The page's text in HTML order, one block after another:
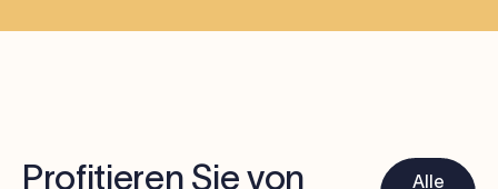
Profitieren Sie von
Alle